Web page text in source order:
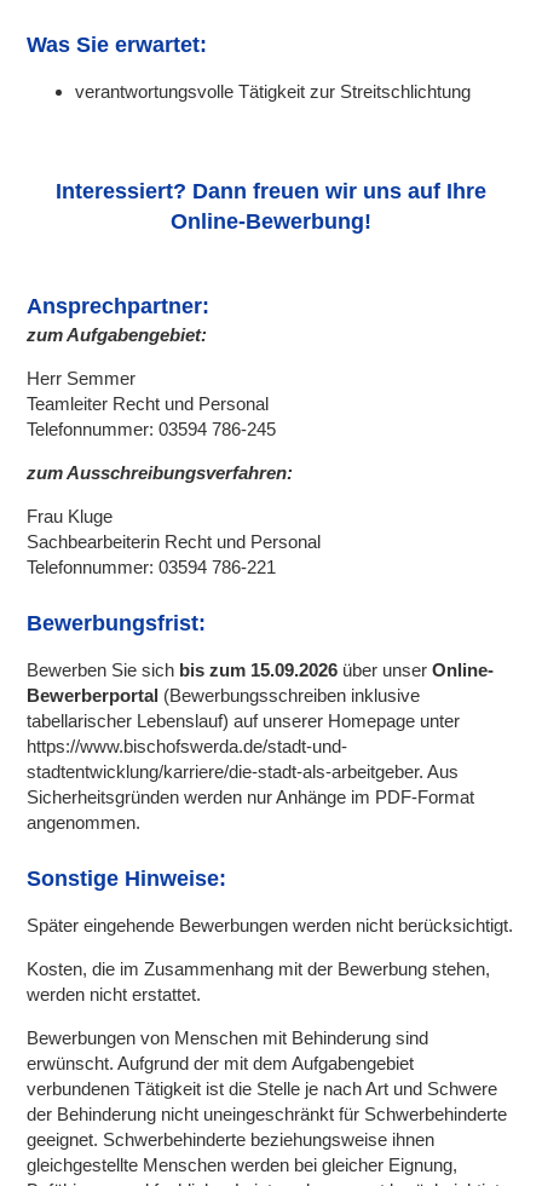
Was Sie erwartet:
verantwortungsvolle Tätigkeit zur Streitschlichtung
Interessiert? Dann freuen wir uns auf Ihre
Online-Bewerbung!
Ansprechpartner:
zum Aufgabengebiet:
Herr Semmer
Teamleiter Recht und Personal
Telefonnummer: 03594 786-245
zum Ausschreibungsverfahren:
Frau Kluge
Sachbearbeiterin Recht und Personal
Telefonnummer: 03594 786-221
Bewerbungsfrist:
Bewerben Sie sich bis zum 15.09.2026 über unserOnline-
Bewerberportal (Bewerbungsschreiben inklusive
tabellarischer Lebenslauf) auf unserer Homepage unter
https://www.bischofswerda.de/stadt-und-
stadtentwicklung/karriere/die-stadt-als-arbeitgeber. Aus
Sicherheitsgründen werden nur Anhänge im PDF-Format
angenommen.
Sonstige Hinweise:
Später eingehende Bewerbungen werden nicht berücksichtigt.
Kosten, die im Zusammenhang mit der Bewerbung stehen,
werden nicht erstattet.
Bewerbungen von Menschen mit Behinderung sind
erwünscht. Aufgrund der mit dem Aufgabengebiet
verbundenen Tätigkeit ist die Stelle je nach Art und Schwere
der Behinderung nicht uneingeschränkt für Schwerbehinderte
geeignet. Schwerbehinderte beziehungsweise ihnen
gleichgestellte Menschen werden bei gleicher Eignung,